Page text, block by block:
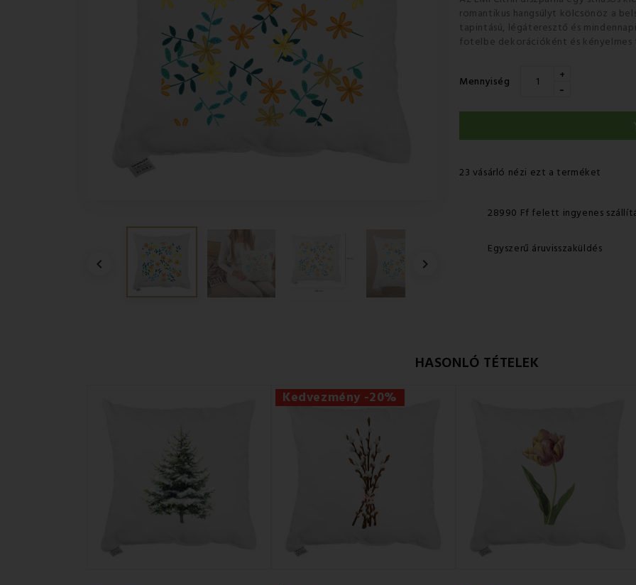
 
romantikus hangsúlyt kölcsönöz a
tapintású, légáteresztő és
fotelbe dekorációként és
Mennyiség +
-
23 vásárló nézi ezt a terméket
28990 Ff felett ingyenes
Egyszerű áruvisszaküldés
HASONLÓ TÉTELEK
Kedvezmény -20%